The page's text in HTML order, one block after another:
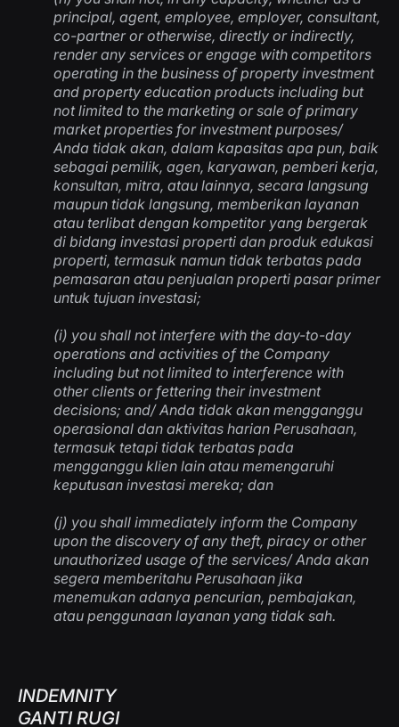
principal, agent, employee, employer, consultant,
co-partner or otherwise, directly or indirectly,
render any services or engage with competitors
operating in the business of property investment
and property education products including but
not limited to the marketing or sale of primary
market properties for investment purposes/
Anda tidak akan, dalam kapasitas apa pun, baik
sebagai pemilik, agen, karyawan, pemberi kerja,
konsultan, mitra, atau lainnya, secara langsung
maupun tidak langsung, memberikan layanan
atau terlibat dengan kompetitor yang bergerak
di bidang investasi properti dan produk edukasi
properti, termasuk namun tidak terbatas pada
pemasaran atau penjualan properti pasar primer
untuk tujuan investasi;
(i) you shall not interfere with the day-to-day
operations and activities of the Company
including but not limited to interference with
other clients or fettering their investment
decisions; and/Anda tidak akan mengganggu
operasional dan aktivitas harian Perusahaan,
termasuk tetapi tidak terbatas pada
mengganggu klien lain atau memengaruhi
keputusan investasi mereka; dan
(j) you shall immediately inform the Company
upon the discovery of any theft, piracy or other
unauthorized usage of the services/Anda akan
segera memberitahu Perusahaan jika
menemukan adanya pencurian, pembajakan,
atau penggunaan layanan yang tidak sah.
INDEMNITY
GANTI RUGI